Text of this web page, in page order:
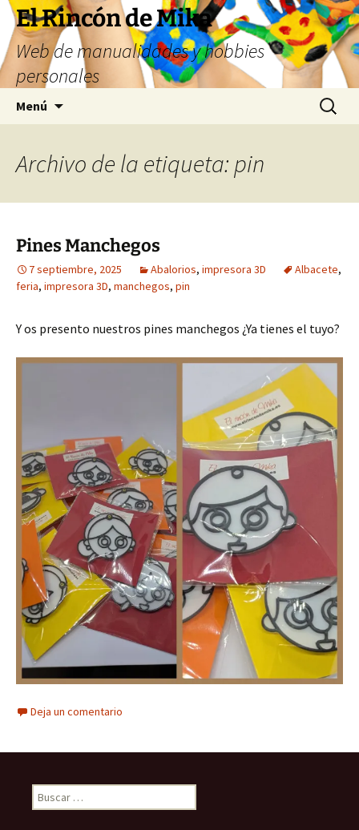
Saltar
contenido
El Rincón de Mika
Web de manualidades y hobbies
personales
Menú Buscar:
Archivo de la etiqueta: pin
Pines Manchegos
7 septiembre, 2025 Abalorios, impresora 3D Albacete,
feria, impresora 3D, manchegos, pin
Y os presento nuestros pines manchegos ¿Ya tienes el tuyo?
Deja un comentario
Buscar: